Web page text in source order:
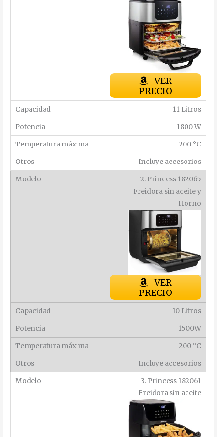
VER
PRECIO
11 Litros
1800 W
200 °C
Incluye accesorios
2. Princess 182065
Freidora sin aceite y
Horno
VER
PRECIO
10 Litros
1500W
200 °C
Incluye accesorios
3. Princess 182061
Freidora sin aceite